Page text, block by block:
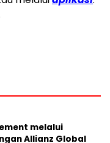
melalui
Allianz Global